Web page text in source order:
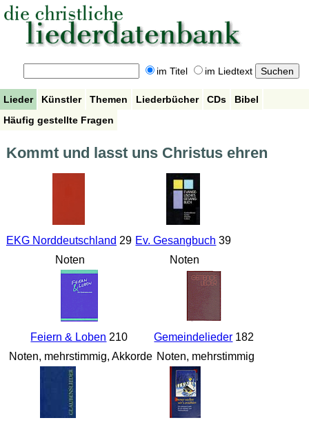
im Titel im Liedtext
Lieder Künstler Themen Liederbücher CDs
Bibel
Häufig gestellte Fragen
Kommt und lasst uns Christus ehren
EKG Norddeutschland 29
Noten
Ev. Gesangbuch 39
Noten
Feiern & Loben 210
Noten, mehrstimmig, Akkorde
Gemeindelieder 182
Noten, mehrstimmig